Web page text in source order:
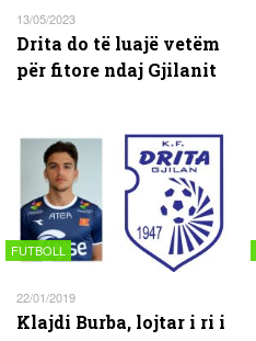
13/05/2023
Drita do të luajë vetëm
për fitore ndaj Gjilanit
FUTBOLL
22/01/2019
Klajdi Burba, lojtar i ri i